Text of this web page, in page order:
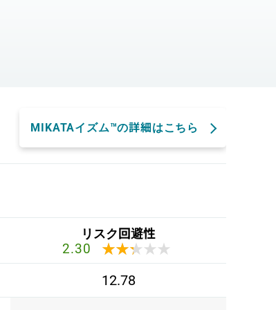
MIKATAイズム™の詳細はこちら
リスク回避性
2.30 ★★★★★
★★★★★
12.78